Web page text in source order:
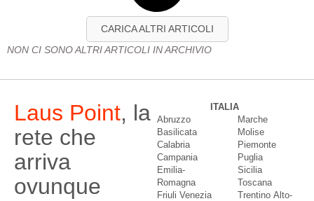
CARICA ALTRI ARTICOLI
NON CI SONO ALTRI ARTICOLI IN ARCHIVIO
Laus Point, la
rete che
arriva
ovunque
ITALIA
Abruzzo
Basilicata
Calabria
Campania
Emilia-
Romagna
Friuli Venezia
Marche
Molise
Piemonte
Puglia
Sicilia
Toscana
Trentino Alto-